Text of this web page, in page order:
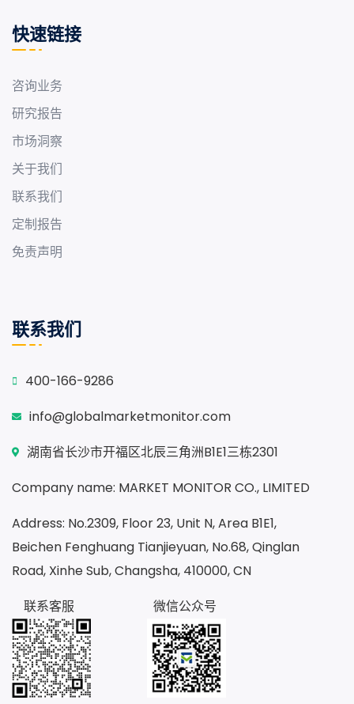
快速链接
咨询业务
研究报告
市场洞察
关于我们
联系我们
定制报告
免责声明
联系我们
400-166-9286
info@globalmarketmonitor.com
湖南省长沙市开福区北辰三角洲B1E1三栋2301
Company name: MARKET MONITOR CO., LIMITED
Address: No.2309, Floor 23, Unit N, Area B1E1,
Beichen Fenghuang Tianjieyuan, No.68, Qinglan
Road, Xinhe Sub, Changsha, 410000, CN
联系客服
微信公众号